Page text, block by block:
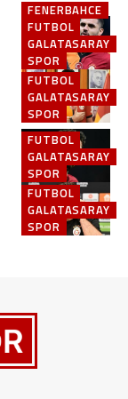
FENERBAHCE
FUTBOL
GALATASARAY
SPOR
FUTBOL
GALATASARAY
SPOR
FUTBOL
GALATASARAY
SPOR
FUTBOL
GALATASARAY
SPOR